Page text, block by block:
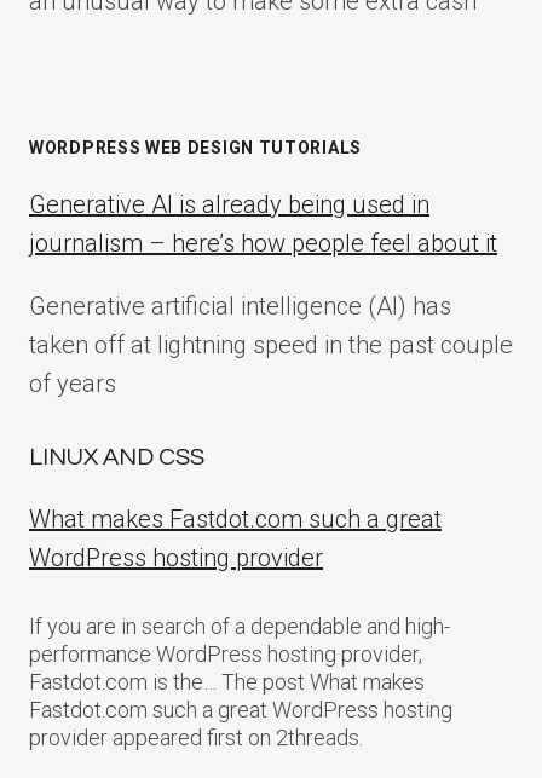
WORDPRESS WEB DESIGN TUTORIALS
Generative AI is already being used in
journalism – here’s how people feel about it
Generative artificial intelligence (AI) has
taken off at lightning speed in the past couple
of years
LINUX AND CSS
What makes Fastdot.com such a great
WordPress hosting provider
If you are in search of a dependable and high-
performance WordPress hosting provider,
Fastdot.com is the… The post What makes
Fastdot.com such a great WordPress hosting
provider appeared first on 2threads.